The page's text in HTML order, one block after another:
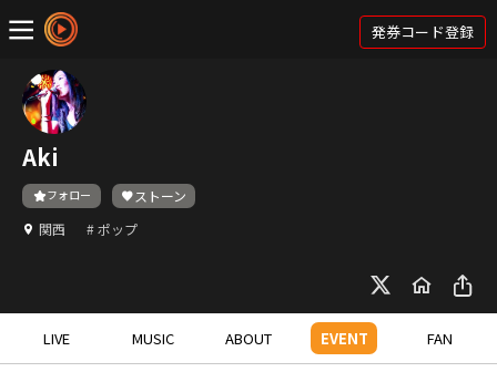
発券コード登録
Aki
フォロー
ストーン
関西
# ポップ
LIVE MUSIC ABOUT EVENT FAN